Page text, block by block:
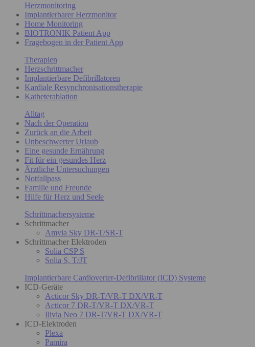
Herzmonitoring
Implantierbarer Herzmonitor
Home Monitoring
BIOTRONIK Patient App
Fragebogen in der Patient App
Therapien
Herzschrittmacher
Implantierbare Defibrillatoren
Kardiale Resynchronisationstherapie
Katheterablation
Alltag
Nach der Operation
Zurück an die Arbeit
Unbeschwerter Urlaub
Eine gesunde Ernährung
Fit für ein gesundes Herz
Ärztliche Untersuchungen
Notfallpass
Familie und Freunde
Hilfe für Herz und Seele
Schrittmachersysteme
Schrittmacher
Amvia Sky DR-T/SR-T
Schrittmacher Elektroden
Solia CSP S
Solia S, T/JT
Implantierbare Cardioverter-Defibrillator (ICD) Systeme
ICD-Geräte
Acticor Sky DR-T/VR-T DX/VR-T
Acticor 7 DR-T/VR-T DX/VR-T
Ilivia Neo 7 DR-T/VR-T DX/VR-T
ICD-Elektroden
Plexa
Pamira